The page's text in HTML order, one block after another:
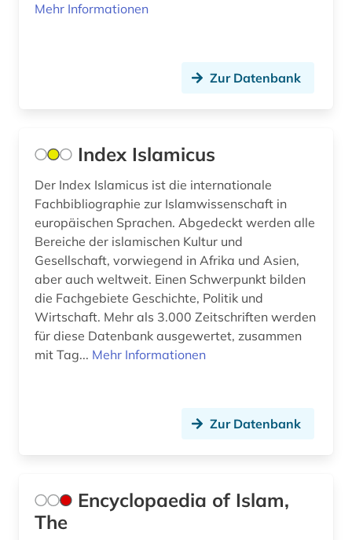
Mehr Informationen
Zur Datenbank
Index Islamicus
Der Index Islamicus ist die internationale
Fachbibliographie zur Islamwissenschaft in
europäischen Sprachen. Abgedeckt werden alle
Bereiche der islamischen Kultur und
Gesellschaft, vorwiegend in Afrika und Asien,
aber auch weltweit. Einen Schwerpunkt bilden
die Fachgebiete Geschichte, Politik und
Wirtschaft. Mehr als 3.000 Zeitschriften werden
für diese Datenbank ausgewertet, zusammen
mit Tag... Mehr Informationen
Zur Datenbank
Encyclopaedia of Islam,
The